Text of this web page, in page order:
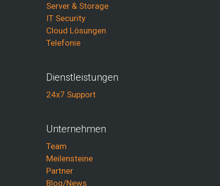
Server & Storage
IT Security
Cloud Lösungen
Telefonie
Dienstleistungen
24x7 Support
Unternehmen
Team
Meilensteine
Partner
Blog/News